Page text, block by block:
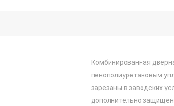
Комбинированная
пенополиуретановым
зарезаны в заводских
дополнительно